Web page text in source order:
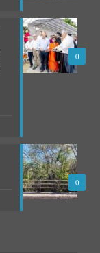
0
0